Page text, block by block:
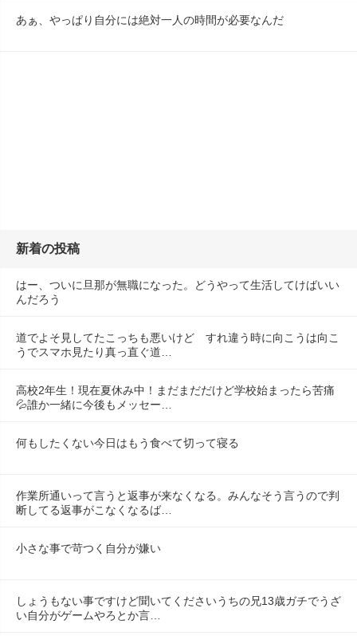
あぁ、やっぱり自分には絶対一人の時間が必要なんだ
新着の投稿
はー、ついに旦那が無職になった。どうやって生活してけばいい
んだろう
道でよそ見してたこっちも悪いけど　すれ違う時に向こうは向こ
うでスマホ見たり真っ直ぐ道…
高校2年生！現在夏休み中！まだまだだけど学校始まったら苦痛
💦誰か一緒に今後もメッセー…
何もしたくない今日はもう食べて切って寝る
作業所通いって言うと返事が来なくなる。みんなそう言うので判
断してる返事がこなくなるば…
小さな事で苛つく自分が嫌い
しょうもない事ですけど聞いてくださいうちの兄13歳ガチでうざ
い自分がゲームやろとか言…